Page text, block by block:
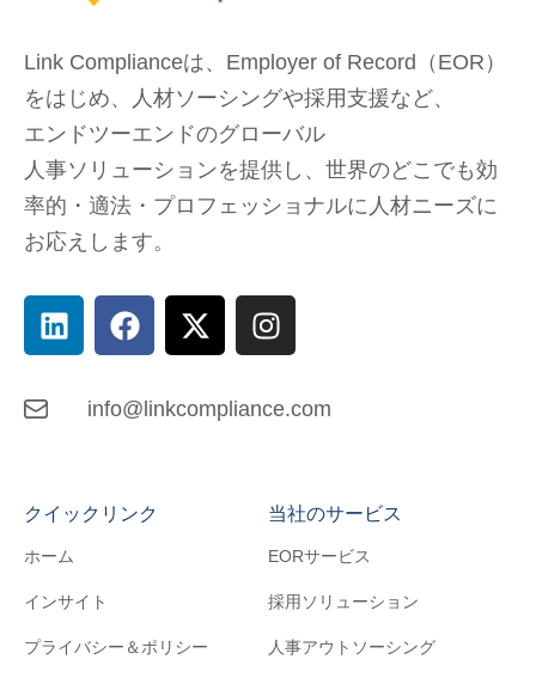
Link Complianceは、Employer of Record（EOR）
をはじめ、
人材ソーシングや採用支援など、
エンドツーエンドのグローバル
人事ソリューションを提供し、 世界のどこでも効
率的・適法・プロフェッショナルに人材ニーズに
お応えします。
info@linkcompliance.com
クイックリンク
ホーム
インサイト
プライバシー＆ポリシー
当社のサービス
EORサービス
採用ソリューション
人事アウトソーシング